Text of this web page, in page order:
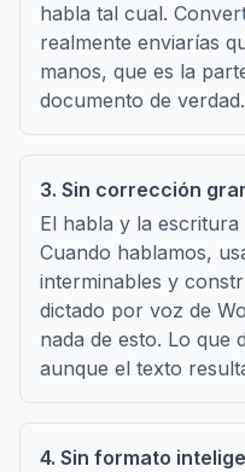
habla tal cual.
realmente enviarías
manos, que es la
documento de verdad.
3. Sin corrección
El habla y la
Cuando hablamos,
interminables y
dictado por voz de
nada de esto. Lo que
aunque el texto
4. Sin formato